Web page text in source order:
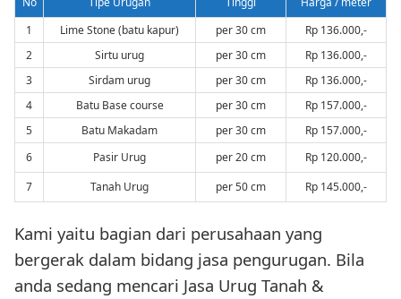
1
Lime Stone (batu kapur) per 30 cm
Rp 136.000,-
2
Sirtu urug per 30 cm
Rp 136.000,-
3
Sirdam urug per 30 cm
Rp 136.000,-
4
Batu Base course per 30 cm
Rp 157.000,-
5
Batu Makadam per 30 cm
Rp 157.000,-
6
Pasir Urug per 20 cm
Rp 120.000,-
7
Tanah Urug per 50 cm Rp 145.000,-
Kami yaitu bagian dari perusahaan yang
bergerak dalam bidang jasa pengurugan. Bila
anda sedang mencari Jasa Urug Tanah &